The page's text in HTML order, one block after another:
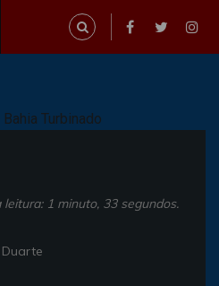
1 minuto, 33 segundos.